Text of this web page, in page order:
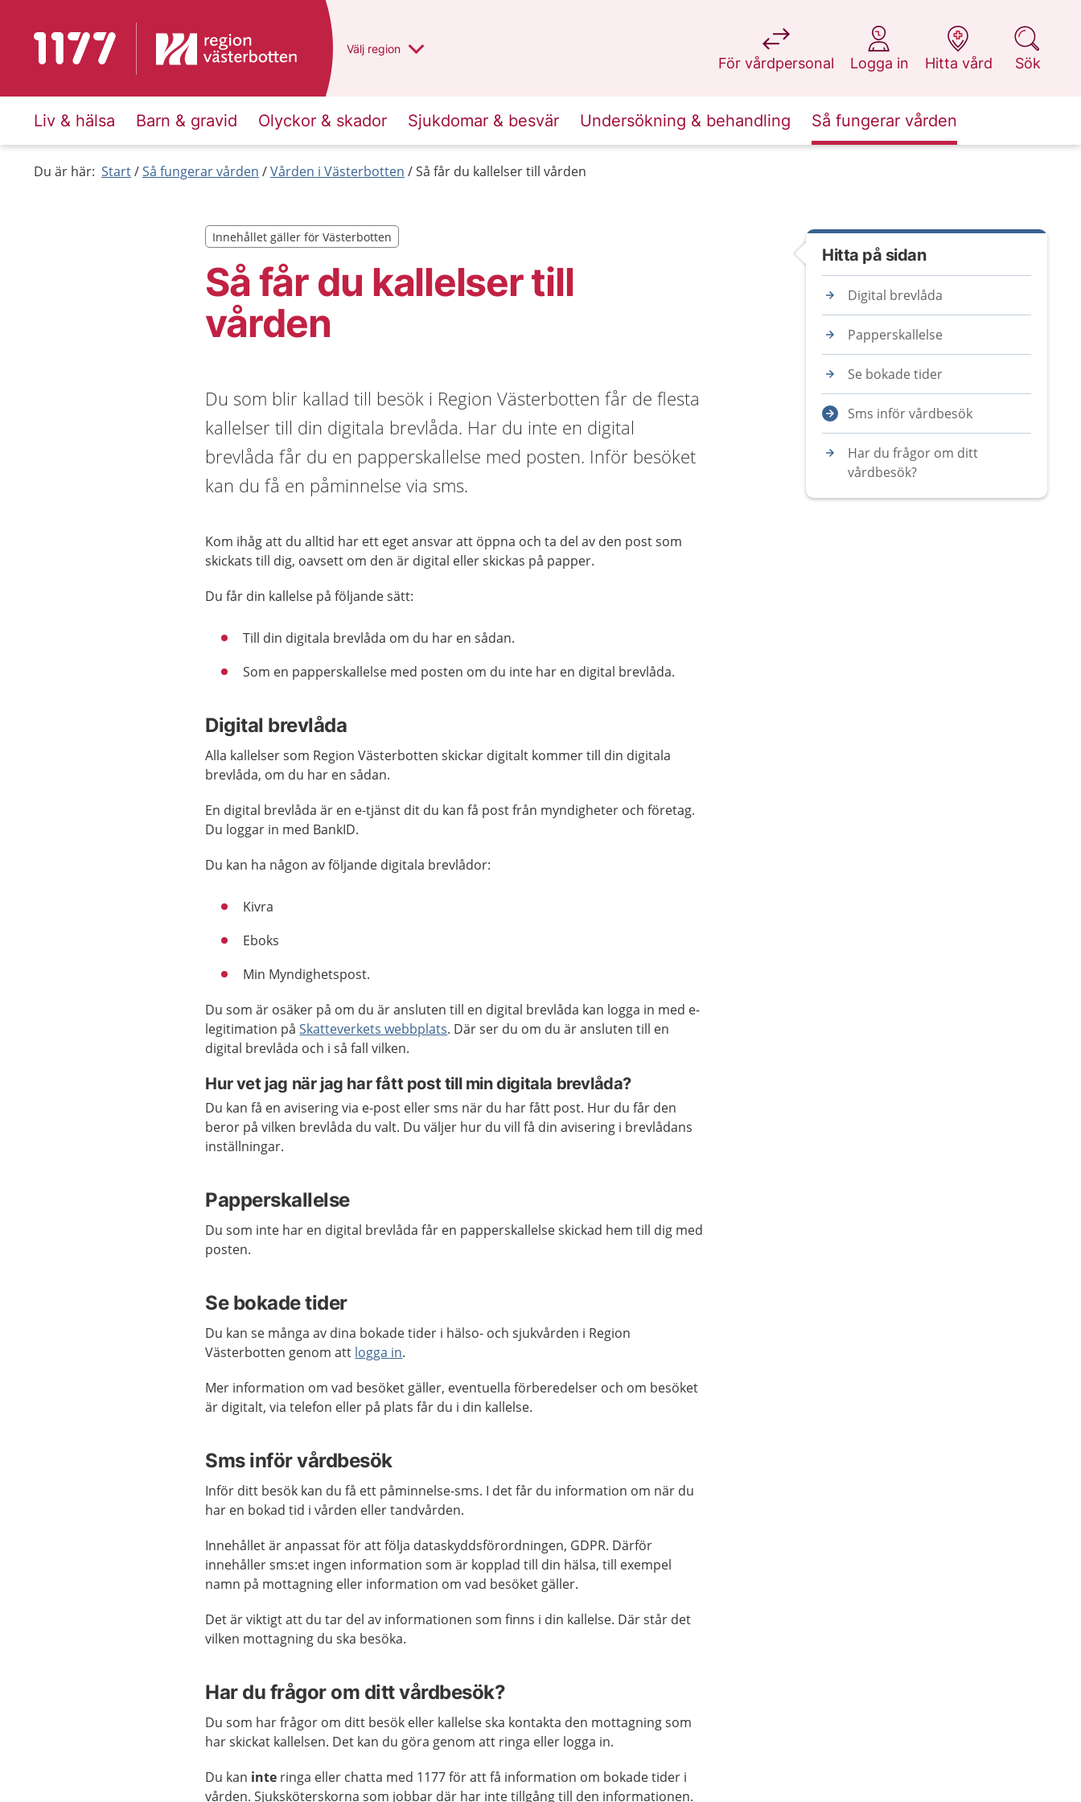
Till startsidan för 1177 Du har valt region
Välj en annan
region
För vårdpersonal
på 1177.se
Logga in
på 1177.se
Hitta vård
på 1177.se
Sök
på 1177.se
Liv & hälsa Barn & gravid Olyckor & skador Sjukdomar & besvär Undersökning & behandling Så fungerar vården
Du är här: Start Så fungerar vården Vården i Västerbotten Så får du kallelser till vården
Så får du kallelser till
vården
Innehållet gäller för Västerbotten
Innehållet gäller för Västerbotten
Du som blir kallad till besök i Region Västerbotten får de flesta
kallelser till din digitala brevlåda. Har du inte en digital
brevlåda får du en papperskallelse med posten. Inför besöket
kan du få en påminnelse via sms.
Kom ihåg att du alltid har ett eget ansvar att öppna och ta del av den post som
skickats till dig, oavsett om den är digital eller skickas på papper.
Du får din kallelse på följande sätt:
Till din digitala brevlåda om du har en sådan.
Som en papperskallelse med posten om du inte har en digital brevlåda.
Digital brevlåda
Alla kallelser som Region Västerbotten skickar digitalt kommer till din digitala
brevlåda, om du har en sådan.
En digital brevlåda är en e-tjänst dit du kan få post från myndigheter och företag.
Du loggar in med BankID.
Du kan ha någon av följande digitala brevlådor:
Kivra
Eboks
Min Myndighetspost.
Du som är osäker på om du är ansluten till en digital brevlåda kan logga in med e-
legitimation påSkatteverkets webbplats. Där ser du om du är ansluten till en
digital brevlåda och i så fall vilken.
Hur vet jag när jag har fått post till min digitala brevlåda?
Du kan få en avisering via e-post eller sms när du har fått post. Hur du får den
beror på vilken brevlåda du valt. Du väljer hur du vill få din avisering i brevlådans
inställningar.
Papperskallelse
Du som inte har en digital brevlåda får en papperskallelse skickad hem till dig med
posten.
Se bokade tider
Du kan se många av dina bokade tider i hälso- och sjukvården i Region
Västerbotten genom att logga in.
Mer information om vad besöket gäller, eventuella förberedelser och om besöket
är digitalt, via telefon eller på plats får du i din kallelse.
Sms inför vårdbesök
Inför ditt besök kan du få ett påminnelse-sms. I det får du information om när du
har en bokad tid i vården eller tandvården.
Innehållet är anpassat för att följa dataskyddsförordningen, GDPR. Därför
innehåller sms:et ingen information som är kopplad till din hälsa, till exempel
namn på mottagning eller information om vad besöket gäller.
Det är viktigt att du tar del av informationen som finns i din kallelse. Där står det
vilken mottagning du ska besöka.
Har du frågor om ditt vårdbesök?
Du som har frågor om ditt besök eller kallelse ska kontakta den mottagning som
har skickat kallelsen. Det kan du göra genom att ringa eller logga in.
Du kan inte ringa eller chatta med 1177 för att få information om bokade tider i
vården. Sjuksköterskorna som jobbar där har inte tillgång till den informationen.
Hitta på sidan
Digital brevlåda
Papperskallelse
Se bokade tider
Sms inför vårdbesök
Har du frågor om ditt
vårdbesök?